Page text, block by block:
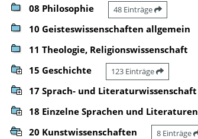
08 Philosophie 48 Einträge
10 Geisteswissenschaften allgemein
11 Theologie, Religionswissenschaft
15 Geschichte 123 Einträge
17 Sprach- und Literaturwissenschaft
18 Einzelne Sprachen und Literaturen
20 Kunstwissenschaften 8 Einträge